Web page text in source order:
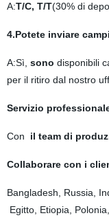
A:T/C, T/T(30% di
4.Potete inviare
A:Sì, sono disponibili
per il ritiro dal nostro
Servizio
Con il team di
Collaborare con i
Bangladesh, Russia,
Egitto, Etiopia,